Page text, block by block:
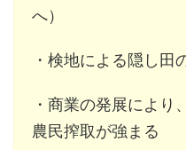
へ）
・検地による隠し田
・商業の発展により
農民搾取が強まる